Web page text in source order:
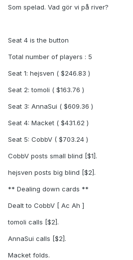
Som spelad. Vad gör vi på river?
Seat 4 is the button
Total number of players : 5
Seat 1: hejsven ( $246.83 )
Seat 2: tomoli ( $163.76 )
Seat 3: AnnaSui ( $609.36 )
Seat 4: Macket ( $431.62 )
Seat 5: CobbV ( $703.24 )
CobbV posts small blind [$1].
hejsven posts big blind [$2].
** Dealing down cards **
Dealt to CobbV [ Ac Ah ]
tomoli calls [$2].
AnnaSui calls [$2].
Macket folds.